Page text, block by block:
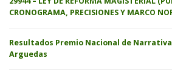
CRONOGRAMA, PRECISIONES Y MARCO
Resultados Premio Nacional de Narrativa
Arguedas